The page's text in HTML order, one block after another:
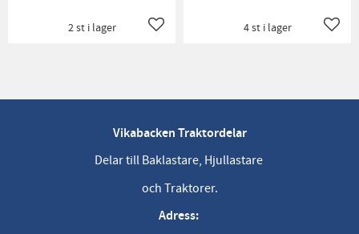
Lägg till i favoriter
2 st i lager 4 st i lager
Vikabacken Traktordelar
Delar till Baklastare, Hjullastare
och Traktorer.
Adress: